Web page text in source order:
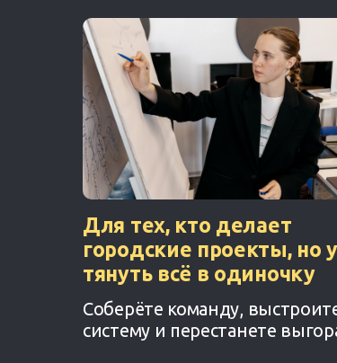
Соберёте команду,
систему и перестанете
Для тех, кто делает
городские проекты, но
тянуть всё в одиночку